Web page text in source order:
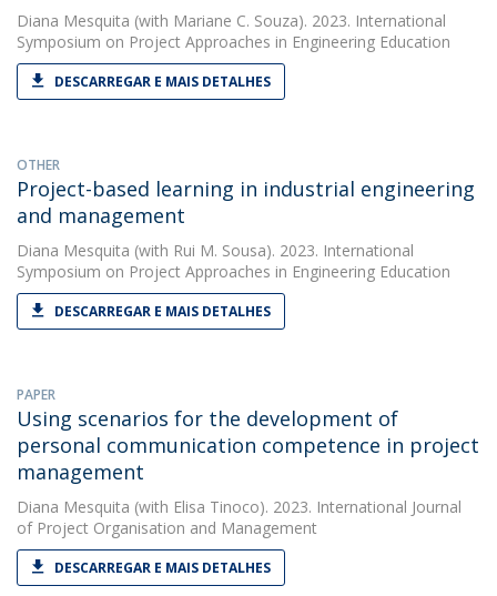
Diana Mesquita (with Mariane C. Souza). 2023. International
Symposium on Project Approaches in Engineering Education
DESCARREGAR E MAIS DETALHES
OTHER
Project-based learning in industrial engineering
and management
Diana Mesquita (with Rui M. Sousa). 2023. International
Symposium on Project Approaches in Engineering Education
DESCARREGAR E MAIS DETALHES
PAPER
Using scenarios for the development of
personal communication competence in project
management
Diana Mesquita (with Elisa Tinoco). 2023. International Journal
of Project Organisation and Management
DESCARREGAR E MAIS DETALHES